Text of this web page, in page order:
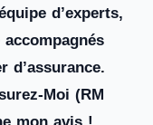
d’experts,
d’assurance.
Moi (RM